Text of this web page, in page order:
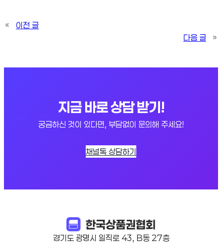
«
이전 글
다음 글
»
지금 바로 상담 받기!
궁금하신 것이 있다면, 부담없이 문의해 주세요!
채널톡 상담하기
경기도 광명시 일직로 43, B동 27층